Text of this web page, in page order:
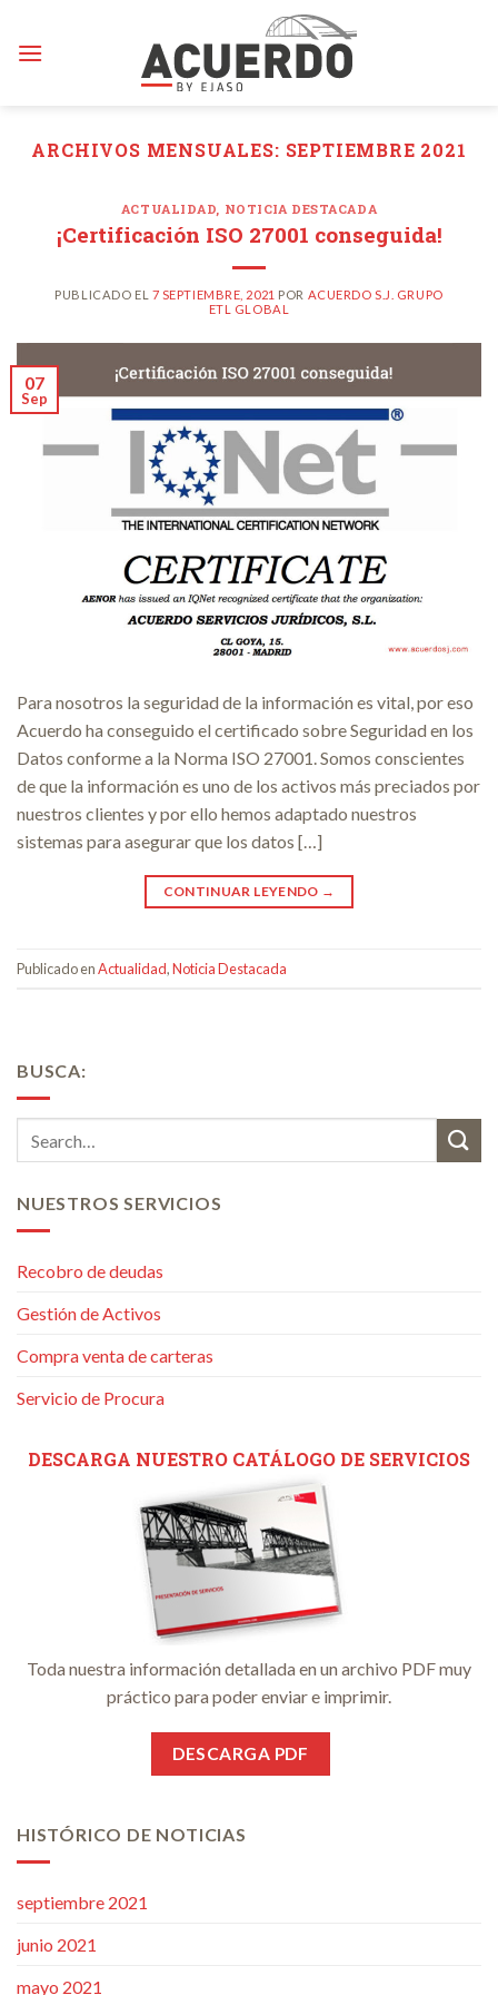
content
ARCHIVOS MENSUALES: SEPTIEMBRE 2021
ACTUALIDAD, NOTICIA DESTACADA
¡Certificación ISO 27001 conseguida!
PUBLICADO EL 7 SEPTIEMBRE, 2021 POR ACUERDO S.J. GRUPO
ETL GLOBAL
07
Sep
Para nosotros la seguridad de la información es vital, por eso
Acuerdo ha conseguido el certificado sobre Seguridad en los
Datos conforme a la Norma ISO 27001. Somos conscientes
de que la información es uno de los activos más preciados por
nuestros clientes y por ello hemos adaptado nuestros
sistemas para asegurar que los datos […]
CONTINUAR LEYENDO →
Publicado enActualidad,Noticia Destacada
BUSCA:
NUESTROS SERVICIOS
Recobro de deudas
Gestión de Activos
Compra venta de carteras
Servicio de Procura
DESCARGA NUESTRO CATÁLOGO DE SERVICIOS
Toda nuestra información detallada en un archivo PDF muy
práctico para poder enviar e imprimir.
DESCARGA PDF
HISTÓRICO DE NOTICIAS
septiembre 2021
junio 2021
mayo 2021